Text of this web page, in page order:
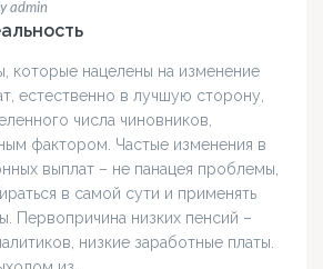
admin
которые нацелены на изменение
естественно в лучшую сторону,
числа чиновников,
фактором. Частые изменения в
выплат – не панацея проблемы,
в самой сути и применять
Первопричина низких пенсий –
низкие заработные платы.